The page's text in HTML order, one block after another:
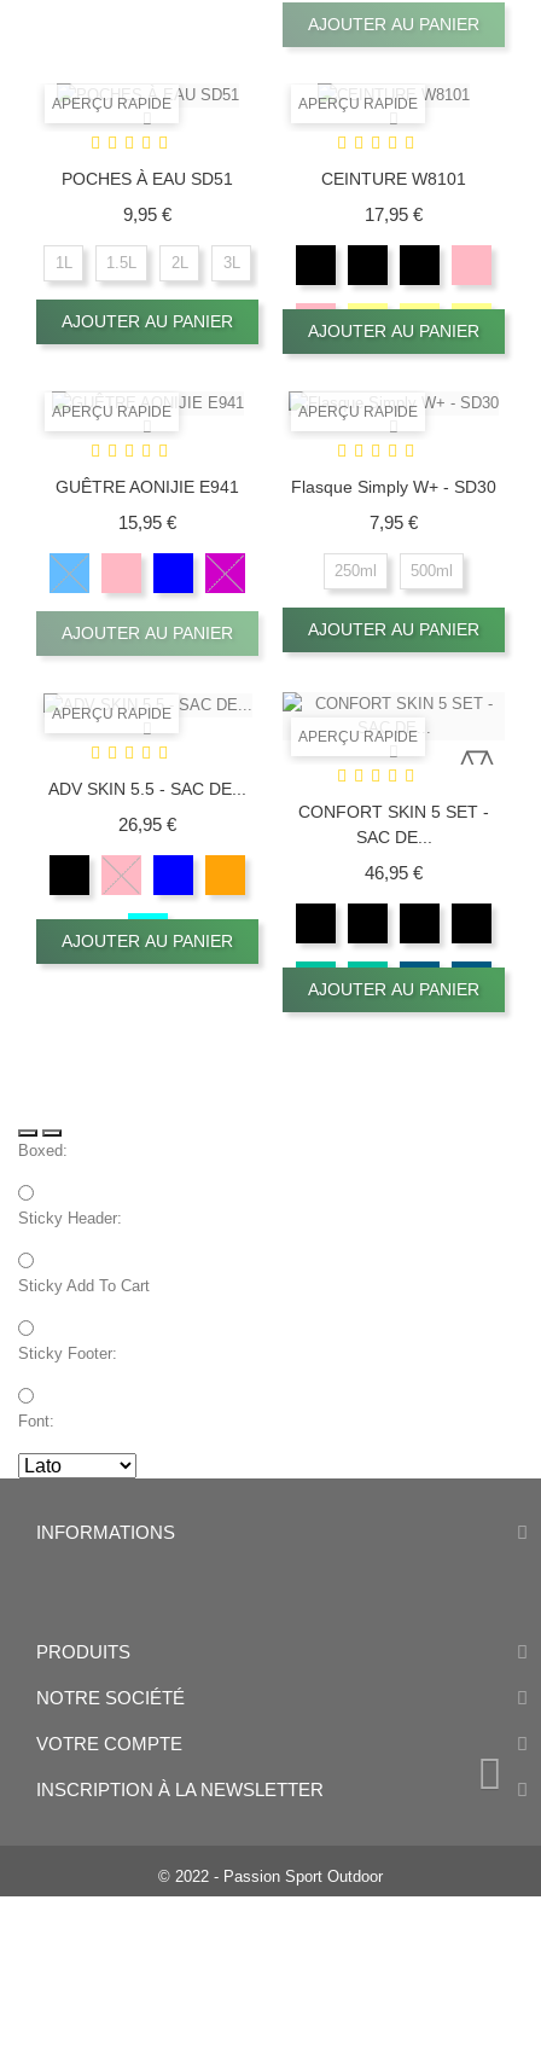
AJOUTER AU PANIER
APERÇU RAPIDE
POCHES À EAU SD51
9,95 €Prix
1L 1.5L 2L 3L
AJOUTER AU PANIER
APERÇU RAPIDE
CEINTURE W8101
17,95 €Prix
AJOUTER AU PANIER
APERÇU RAPIDE
GUÊTRE AONIJIE E941
15,95 €Prix
AJOUTER AU PANIER
APERÇU RAPIDE
Flasque Simply W+ - SD30
7,95 €Prix
250ml 500ml
AJOUTER AU PANIER
APERÇU RAPIDE
ADV SKIN 5.5 - SAC DE...
26,95 €Prix
AJOUTER AU PANIER
APERÇU RAPIDE
CONFORT SKIN 5 SET -
SAC DE...
46,95 €Prix
AJOUTER AU PANIER
Boxed:
Sticky Header:
Sticky Add To Cart
Sticky Footer:
Font:
INFORMATIONS
PRODUITS
NOTRE SOCIÉTÉ
VOTRE COMPTE
INSCRIPTION À LA NEWSLETTER
© 2022 - Passion Sport Outdoor